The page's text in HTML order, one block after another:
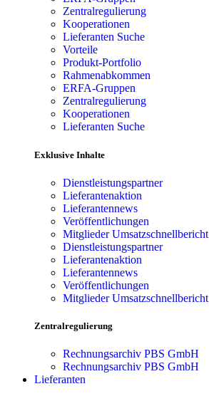
Zentralregulierung
Kooperationen
Lieferanten Suche
Vorteile
Produkt-Portfolio
Rahmenabkommen
ERFA-Gruppen
Zentralregulierung
Kooperationen
Lieferanten Suche
Exklusive Inhalte
Dienstleistungspartner
Lieferantenaktion
Lieferantennews
Veröffentlichungen
Mitglieder Umsatzschnellbericht
Dienstleistungspartner
Lieferantenaktion
Lieferantennews
Veröffentlichungen
Mitglieder Umsatzschnellbericht
Zentralregulierung
Rechnungsarchiv PBS GmbH
Rechnungsarchiv PBS GmbH
Lieferanten